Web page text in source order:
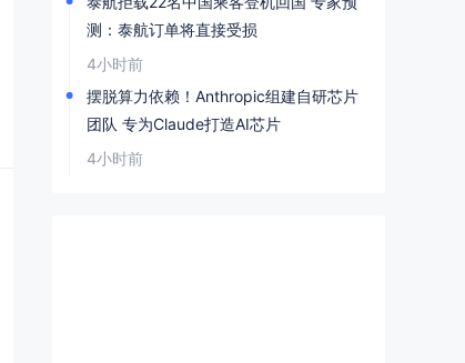
测：泰航订单将直接受损
4小时前
摆脱算力依赖！Anthropic组建自研芯片
团队 专为Claude打造AI芯片
4小时前